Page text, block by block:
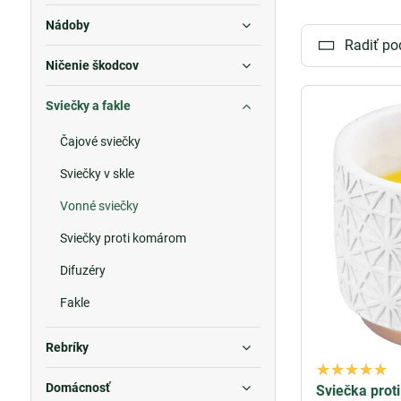
Naševonné
dostupné v
Vyberte si
Radiť
Sviečka
Nádoby
Ničenie škodcov
Sviečky a fakle
Čajové sviečky
Sviečky v skle
Vonné sviečky
Sviečky proti komárom
Difuzéry
Fakle
Rebríky
Domácnosť